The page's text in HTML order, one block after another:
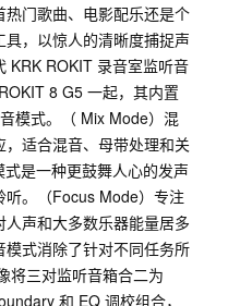
门歌曲、电影配乐还是个
，以惊人的清晰度捕捉声
KRK ROKIT 录音室监听音
8 G5 一起，其内置
模式。（ Mix Mode）混
适合混音、母带处理和关
是一种更鼓舞人心的发声
听。（Focus Mode）专注
声和大多数乐器能量居多
式消除了针对不同任务所
将三对监听音箱合二为
和 EQ 调校组合，